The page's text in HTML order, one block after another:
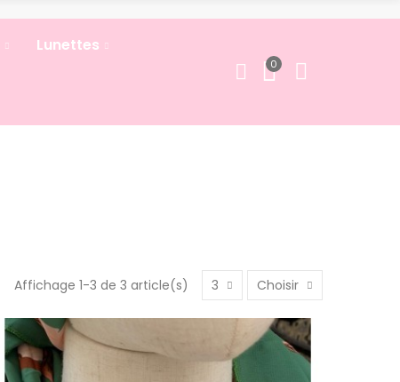
Lunettes
0
Affichage 1-3 de 3 article(s) 3 Choisir